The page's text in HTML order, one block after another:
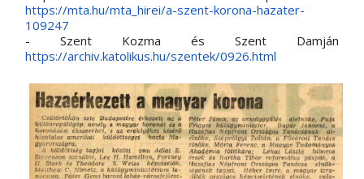
https://mta.hu/mta_hirei/a-szent-korona-hazater-
109247
https://archiv.katolikus.hu/szentek/0926.html